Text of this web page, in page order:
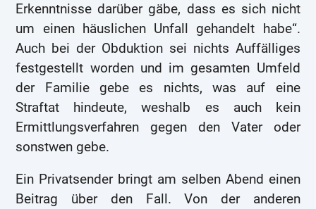
Erkenntnisse darüber gäbe, dass es sich nicht
um einen häuslichen Unfall gehandelt habe“.
Auch bei der Obduktion sei nichts Auffälliges
festgestellt worden und im gesamten Umfeld
der Familie gebe es nichts, was auf eine
Straftat hindeute, weshalb es auch kein
Ermittlungsverfahren gegen den Vater oder
sonstwen gebe.
Ein Privatsender bringt am selben Abend einen
Beitrag über den Fall. Von der anderen